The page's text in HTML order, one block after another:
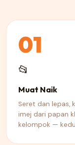
01
📂
Muat Naik
Seret dan lepas,
imej dari papan
kelompok —